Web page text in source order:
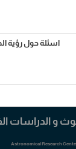
اسئلة حول رؤية
و الدراسات
Astronomical Research